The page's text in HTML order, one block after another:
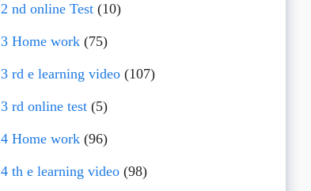
2 nd online Test(10)
3 Home work(75)
3 rd e learning video(107)
3 rd online test(5)
4 Home work(96)
4 th e learning video(98)